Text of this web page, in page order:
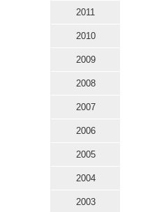
2011
2010
2009
2008
2007
2006
2005
2004
2003